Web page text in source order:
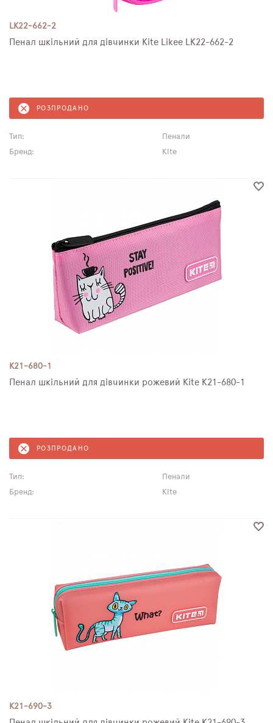
LK22-662-2
Пенал шкільний для дівчинки Kite Likee LK22-662-2
РОЗПРОДАНО
Тип:
Пенали
Бренд:
Kite
K21-680-1
Пенал шкільний для дівчинки рожевий Kite K21-680-1
РОЗПРОДАНО
Тип:
Пенали
Бренд:
Kite
K21-690-3